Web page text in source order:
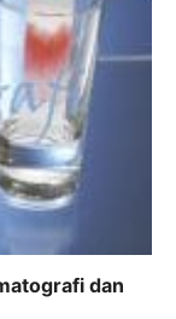
dan